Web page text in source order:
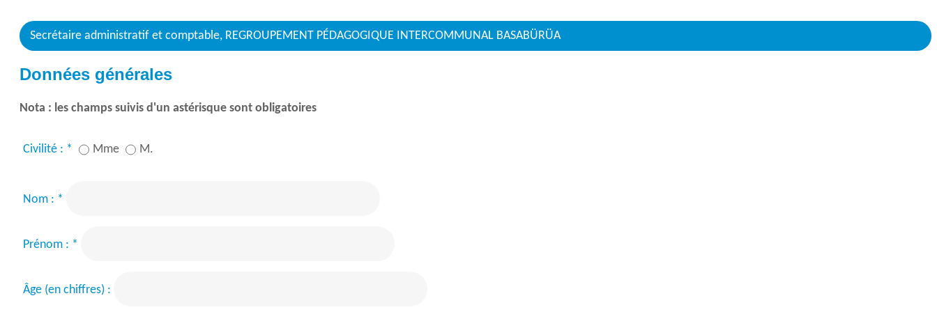
Secrétaire administratif et comptable, REGROUPEMENT PÉDAGOGIQUE INTERCOMMUNAL BASABÜRÜA
Données générales
Nota : les champs suivis d'un astérisque sont obligatoires
Civilité : * Mme M.
Nom : *
Prénom : *
Âge (en chiffres) :